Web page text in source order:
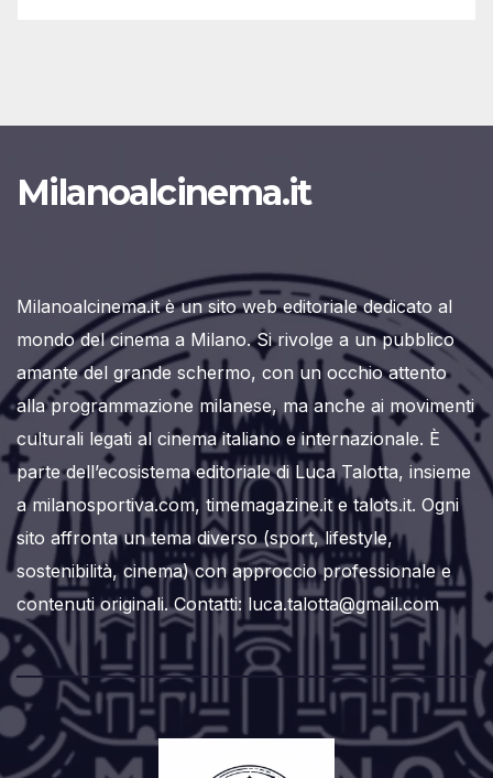
Milanoalcinema.it
Milanoalcinema.it è un sito web editoriale dedicato al
mondo del cinema a Milano. Si rivolge a un pubblico
amante del grande schermo, con un occhio attento
alla programmazione milanese, ma anche ai movimenti
culturali legati al cinema italiano e internazionale. È
parte dell’ecosistema editoriale di Luca Talotta, insieme
a milanosportiva.com, timemagazine.it e talots.it. Ogni
sito affronta un tema diverso (sport, lifestyle,
sostenibilità, cinema) con approccio professionale e
contenuti originali. Contatti: luca.talotta@gmail.com